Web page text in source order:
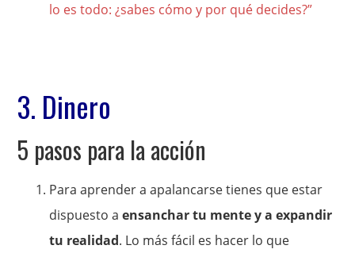
lo es todo: ¿sabes cómo y por qué decides?”
3. Dinero
5 pasos para la acción
Para aprender a apalancarse tienes que estar
dispuesto aensanchar tu mente y a expandir
tu realidad. Lo más fácil es hacer lo que